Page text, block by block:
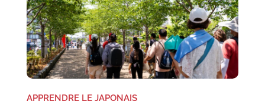
APPRENDRE LE JAPONAIS